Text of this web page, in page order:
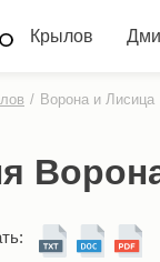
Крылов
/ Ворона и Лисица